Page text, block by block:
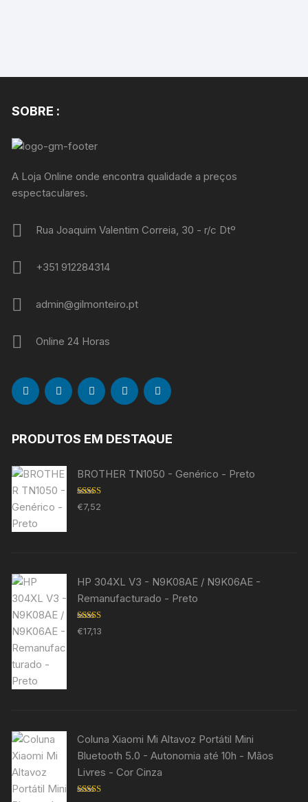
SOBRE :
A Loja Online onde encontra qualidade a preços
espectaculares.
Rua Joaquim Valentim Correia, 30 - r/c Dtº
+351 912284314
admin@gilmonteiro.pt
Online 24 Horas
PRODUTOS EM DESTAQUE
BROTHER TN1050 - Genérico - Preto
Avaliação
5.00de 5
€7,52
HP 304XL V3 - N9K08AE / N9K06AE -
Remanufacturado - Preto
Avaliação
5.00 de 5
€17,13
Coluna Xiaomi Mi Altavoz Portátil Mini
Bluetooth 5.0 - Autonomia até 10h - Mãos
Livres - Cor Cinza